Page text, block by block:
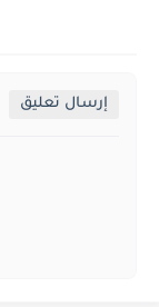
إرسال تعليق